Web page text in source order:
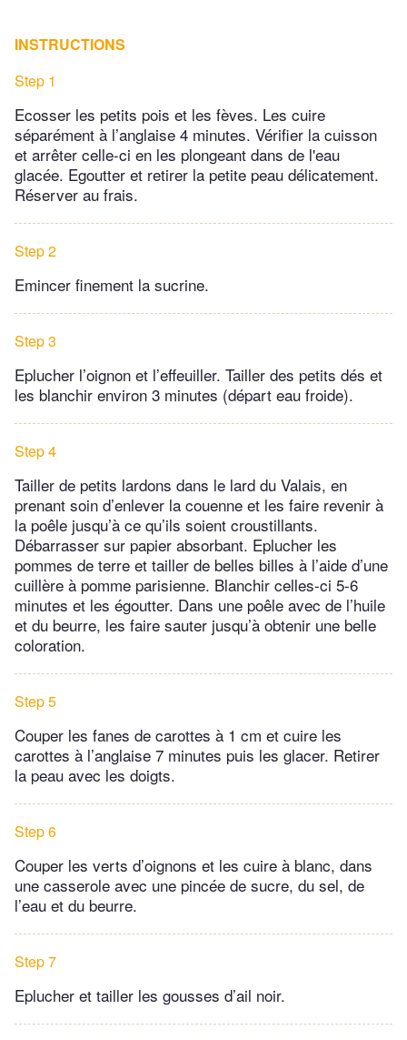
INSTRUCTIONS
Step 1
Ecosser les petits pois et les fèves. Les cuire
séparément à l’anglaise 4 minutes. Vérifier la cuisson
et arrêter celle-ci en les plongeant dans de l'eau
glacée. Egoutter et retirer la petite peau délicatement.
Réserver au frais.
Step 2
Emincer finement la sucrine.
Step 3
Eplucher l’oignon et l’effeuiller. Tailler des petits dés et
les blanchir environ 3 minutes (départ eau froide).
Step 4
Tailler de petits lardons dans le lard du Valais, en
prenant soin d’enlever la couenne et les faire revenir à
la poêle jusqu’à ce qu’ils soient croustillants.
Débarrasser sur papier absorbant. Eplucher les
pommes de terre et tailler de belles billes à l’aide d’une
cuillère à pomme parisienne. Blanchir celles-ci 5-6
minutes et les égoutter. Dans une poêle avec de l’huile
et du beurre, les faire sauter jusqu’à obtenir une belle
coloration.
Step 5
Couper les fanes de carottes à 1 cm et cuire les
carottes à l’anglaise 7 minutes puis les glacer. Retirer
la peau avec les doigts.
Step 6
Couper les verts d’oignons et les cuire à blanc, dans
une casserole avec une pincée de sucre, du sel, de
l’eau et du beurre.
Step 7
Eplucher et tailler les gousses d’ail noir.